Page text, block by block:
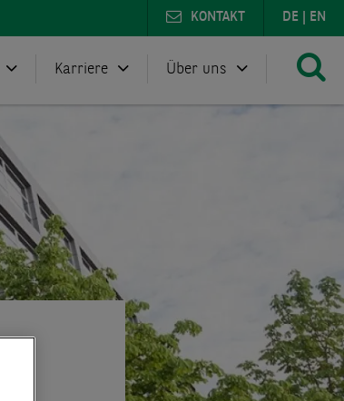
DE EN
KONTAKT
Karriere Über uns